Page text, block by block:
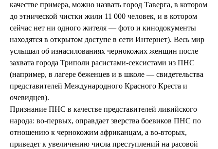
качестве примера, можно назвать город Таверга, в котором
до этнической чистки жили 11 000 человек, и в котором
сейчас нет ни одного жителя — фото и кинодокументы
находятся в открытом доступе в сети Интернет). Весь мир
услышал об изнасилованиях чернокожих женщин после
захвата города Триполи расистами-сексистами из ПНС
(например, в лагере беженцев и в школе — свидетельства
представителей Международного Красного Креста и
очевидцев).
Признание ПНС в качестве представителей ливийского
народа: во-первых, оправдает зверства боевиков ПНС по
отношению к чернокожим африканцам, а во-вторых,
приведет к увеличению числа преступлений на расовой